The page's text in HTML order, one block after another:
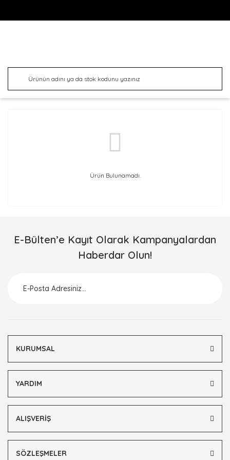
Ürün Bulunamadı.
E-Bülten’e Kayıt Olarak Kampanyalardan
Haberdar Olun!
KURUMSAL
YARDIM
ALIŞVERİŞ
SÖZLEŞMELER